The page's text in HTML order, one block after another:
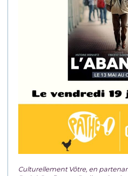
Culturellement Vôtre, en